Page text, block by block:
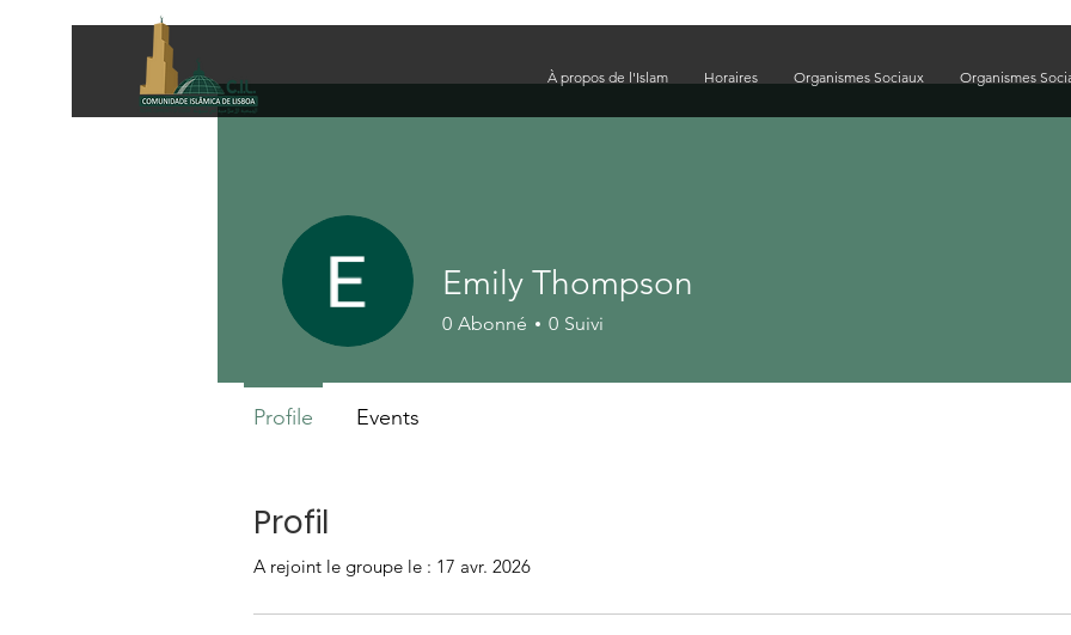
À propos de l'Islam Horaires Organismes Sociaux Organismes
Profil
A rejoint le groupe le : 17 avr. 2026
Emily Thompson
0 Abonné 0 Suivi
Profile Events